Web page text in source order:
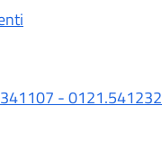
- 0121.541232